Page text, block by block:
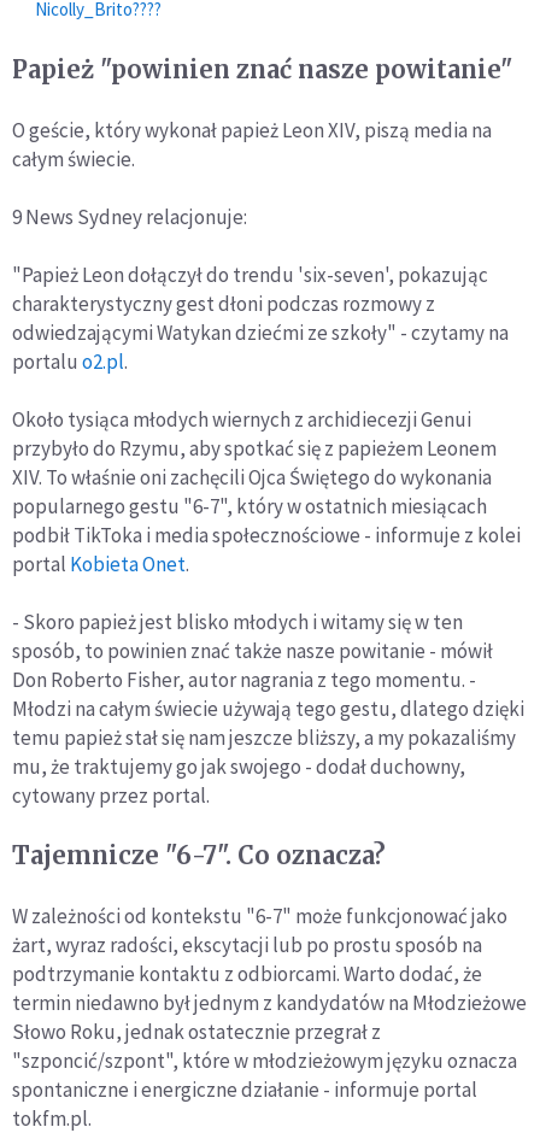
Nicolly_Brito????
Papież "powinien znać nasze powitanie"
O geście, który wykonał papież Leon XIV, piszą media na
całym świecie.
9 News Sydney relacjonuje:
"Papież Leon dołączył do trendu 'six-seven', pokazując
charakterystyczny gest dłoni podczas rozmowy z
odwiedzającymi Watykan dziećmi ze szkoły" - czytamy na
portalu o2.pl.
Około tysiąca młodych wiernych z archidiecezji Genui
przybyło do Rzymu, aby spotkać się z papieżem Leonem
XIV. To właśnie oni zachęcili Ojca Świętego do wykonania
popularnego gestu "6-7", który w ostatnich miesiącach
podbił TikToka i media społecznościowe - informuje z kolei
portal Kobieta Onet.
- Skoro papież jest blisko młodych i witamy się w ten
sposób, to powinien znać także nasze powitanie - mówił
Don Roberto Fisher, autor nagrania z tego momentu. -
Młodzi na całym świecie używają tego gestu, dlatego dzięki
temu papież stał się nam jeszcze bliższy, a my pokazaliśmy
mu, że traktujemy go jak swojego - dodał duchowny,
cytowany przez portal.
Tajemnicze "6-7". Co oznacza?
W zależności od kontekstu "6-7" może funkcjonować jako
żart, wyraz radości, ekscytacji lub po prostu sposób na
podtrzymanie kontaktu z odbiorcami. Warto dodać, że
termin niedawno był jednym z kandydatów na Młodzieżowe
Słowo Roku, jednak ostatecznie przegrał z
"szponcić/szpont", które w młodzieżowym języku oznacza
spontaniczne i energiczne działanie - informuje portal
tokfm.pl.